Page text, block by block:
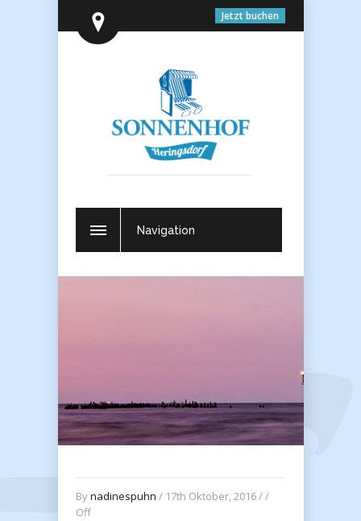
Jetzt buchen
Navigation
Bynadinespuhn / 17th Oktober, 2016 / /
Off